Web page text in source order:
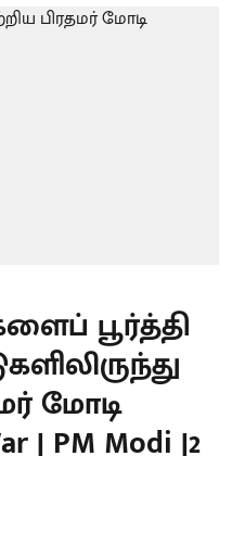
பூர்த்தி
மோடி
| PM Modi |2